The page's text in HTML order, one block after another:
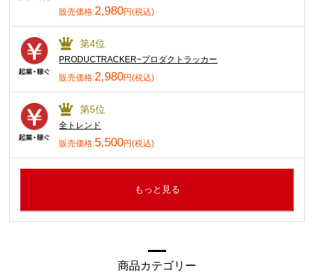
販売価格:2,980円(税込)
第4位
PRODUCTRACKER−プロダクトラッカー
販売価格:2,980円(税込)
第5位
全トレンド
販売価格:5,500円(税込)
もっと見る
商品カテゴリー